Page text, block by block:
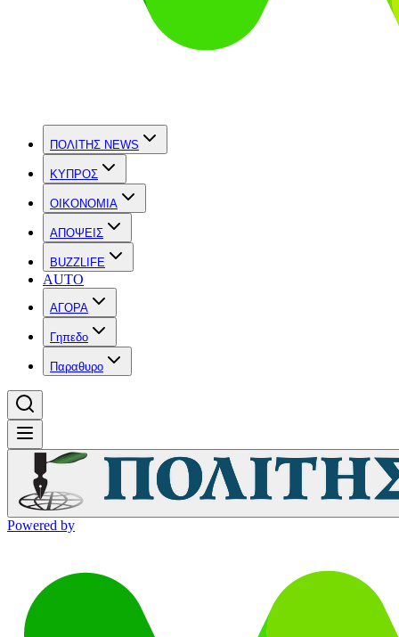
ΠΟΛΙΤΗΣ NEWS
ΚΥΠΡΟΣ
OIKONOMIA
ΑΠΟΨΕΙΣ
BUZZLIFE
AUTO
ΑΓΟΡΑ
Γηπεδο
Παραθυρο
Powered by